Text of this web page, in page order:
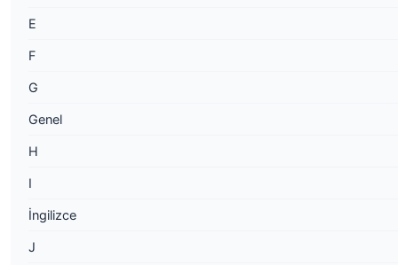
E
F
G
Genel
H
I
İngilizce
J